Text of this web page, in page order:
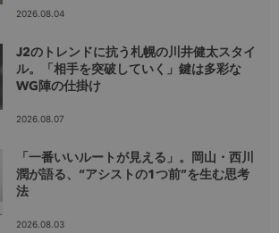
2026.08.04
J2のトレンドに抗う札幌の川井健太スタイ
ル。「相手を突破していく」鍵は多彩な
WG陣の仕掛け
2026.08.07
「一番いいルートが見える」。岡山・西川
潤が語る、“アシストの1つ前”を生む思考
法
2026.08.03